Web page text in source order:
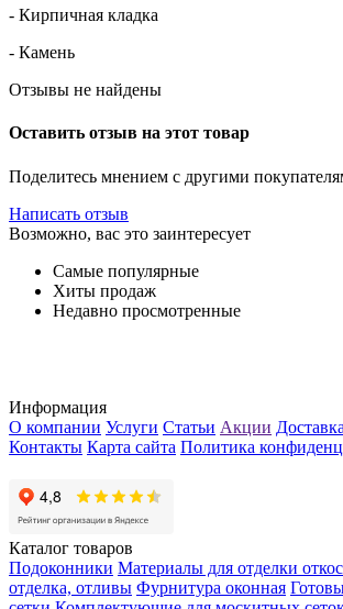
- Кирпичная кладка
- Камень
Отзывы не найдены
Оставить отзыв на этот товар
Поделитесь мнением с другими
Написать отзыв
Возможно, вас это заинтересует
Самые популярные
Хиты продаж
Недавно просмотренные
Информация
О компании Услуги Статьи Акции
Контакты Карта сайта Политика
Каталог товаров
Подоконники Материалы для отделки
отделка, отливы Фурнитура оконная